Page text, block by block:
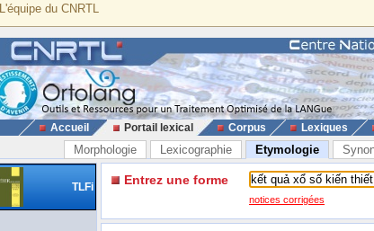
L'équipe du CNRTL
Accueil Portail lexical Corpus Lexiques
Morphologie Lexicographie Etymologie
TLFi Entrez une forme
notices corrigées